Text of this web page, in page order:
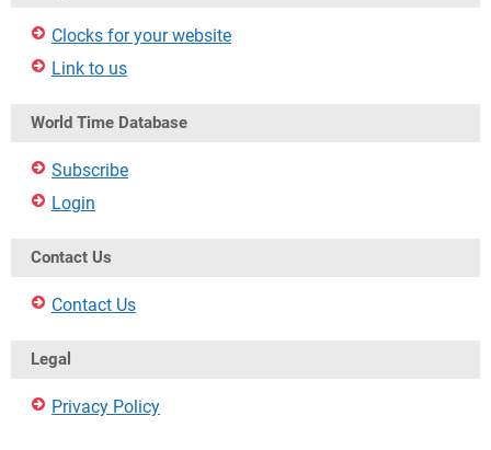
Clocks for your website
Link to us
World Time Database
Subscribe
Login
Contact Us
Contact Us
Legal
Privacy Policy